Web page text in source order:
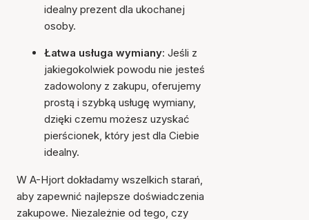
idealny prezent dla ukochanej
osoby.
Łatwa usługa wymiany: Jeśli z
jakiegokolwiek powodu nie jesteś
zadowolony z zakupu, oferujemy
prostą i szybką usługę wymiany,
dzięki czemu możesz uzyskać
pierścionek, który jest dla Ciebie
idealny.
W A-Hjort dokładamy wszelkich starań,
aby zapewnić najlepsze doświadczenia
zakupowe. Niezależnie od tego, czy